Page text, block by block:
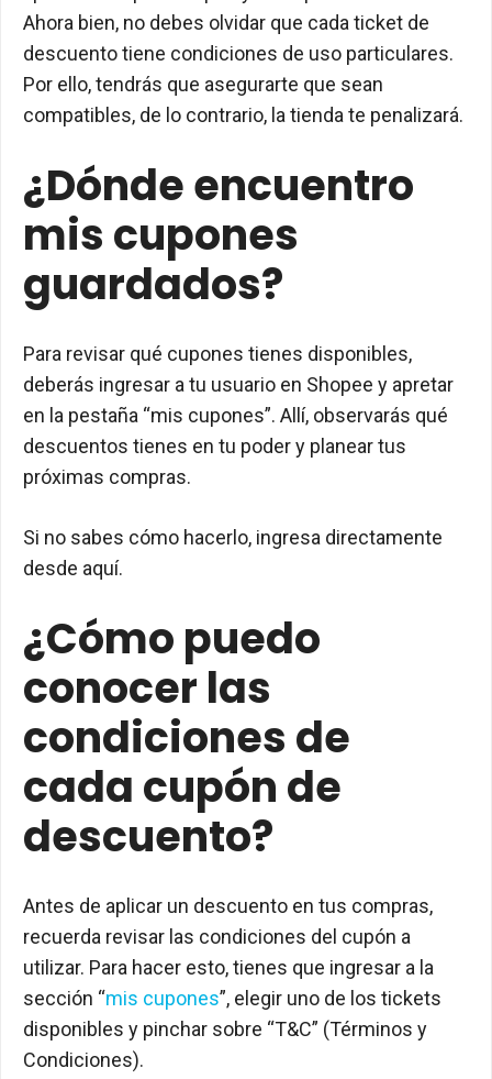
Ahora bien, no debes olvidar que cada ticket de
descuento tiene condiciones de uso particulares.
Por ello, tendrás que asegurarte que sean
compatibles, de lo contrario, la tienda te penalizará.
¿Dónde encuentro
mis cupones
guardados?
Para revisar qué cupones tienes disponibles,
deberás ingresar a tu usuario en Shopee y apretar
en la pestaña “mis cupones”. Allí, observarás qué
descuentos tienes en tu poder y planear tus
próximas compras.
Si no sabes cómo hacerlo, ingresa directamente
desde aquí.
¿Cómo puedo
conocer las
condiciones de
cada cupón de
descuento?
Antes de aplicar un descuento en tus compras,
recuerda revisar las condiciones del cupón a
utilizar. Para hacer esto, tienes que ingresar a la
sección “mis cupones”, elegir uno de los tickets
disponibles y pinchar sobre “T&C” (Términos y
Condiciones).